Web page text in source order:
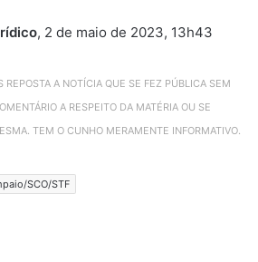
, 2 de maio de 2023, 13h43
REPOSTA A NOTÍCIA QUE SE FEZ PÚBLICA SEM
A RESPEITO DA MATÉRIA OU SE
TEM O CUNHO MERAMENTE INFORMATIVO.
SCO/STF